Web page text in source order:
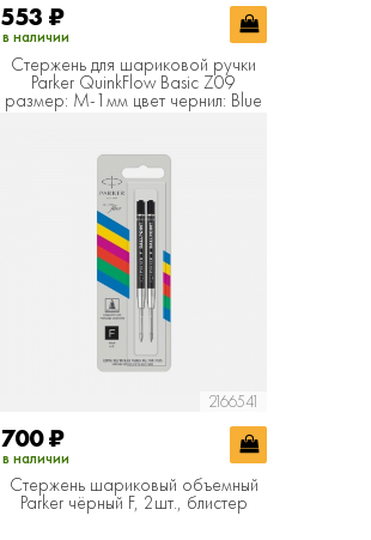
553 ₽
в наличии
Стержень для шариковой ручки
Parker QuinkFlow Basic Z09
размер: M-1мм цвет чернил: Blue
2166541
700₽
в наличии
Стержень шариковый объемный
Parker чёрный F, 2шт., блистер